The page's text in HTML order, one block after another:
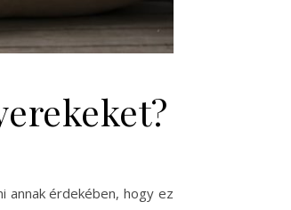
annak érdekében, hogy ez